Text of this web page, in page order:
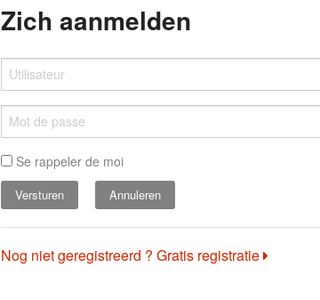
Zich aanmelden
Se rappeler de moi
Annuleren
Nog niet geregistreerd ? Gratis registratie